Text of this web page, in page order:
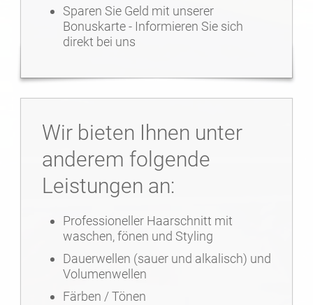
Sparen Sie Geld mit unserer
Bonuskarte - Informieren Sie sich
direkt bei uns
Wir bieten Ihnen unter
anderem folgende
Leistungen an:
Professioneller Haarschnitt mit
waschen, fönen und Styling
Dauerwellen (sauer und alkalisch) und
Volumenwellen
Färben / Tönen